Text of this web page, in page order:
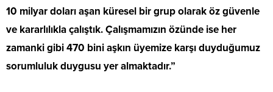
10 milyar doları aşan küresel bir grup olarak öz güvenle
ve kararlılıkla çalıştık. Çalışmamızın özünde ise her
zamanki gibi 470 bini aşkın üyemize karşı duyduğumuz
sorumluluk duygusu yer almaktadır.”